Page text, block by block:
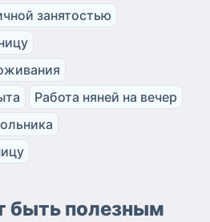
занятостью
Работа няней на вечер
быть полезным